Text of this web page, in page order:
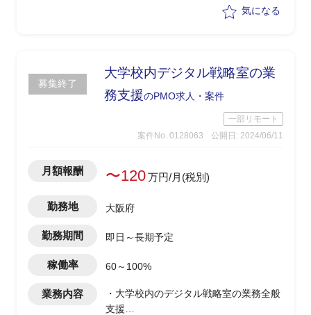
気になる
募集終了
大学校内デジタル戦略室の業
務支援のPMO求人・案件
一部リモート
案件No. 0128063
公開日: 2024/06/11
月額報酬 〜120万円/月(税別)
勤務地 大阪府
勤務期間 即日～長期予定
稼働率 60～100%
業務内容
・大学校内のデジタル戦略室の業務全般
支援